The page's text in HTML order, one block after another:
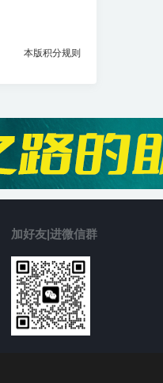
本版积分规则
加好友|进微信群